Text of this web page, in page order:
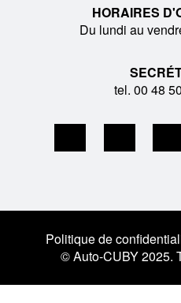
HORAIRES
Du lundi au
tel. 00 48
Politique de
© Auto-CUBY 2025.